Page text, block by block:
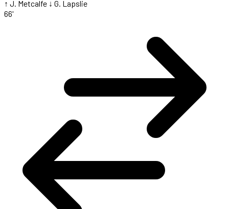
↑ J. Metcalfe ↓ G. Lapslie
66'